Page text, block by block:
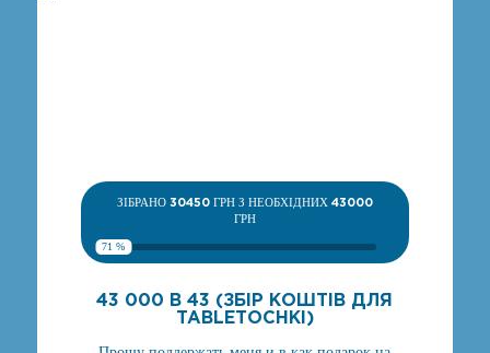
ЗІБРАНО 30450ГРН З НЕОБХІДНИХ 43000
ГРН
71 %
43 000 В 43 (ЗБІР КОШТІВ ДЛЯ
TABLETOCHKI)